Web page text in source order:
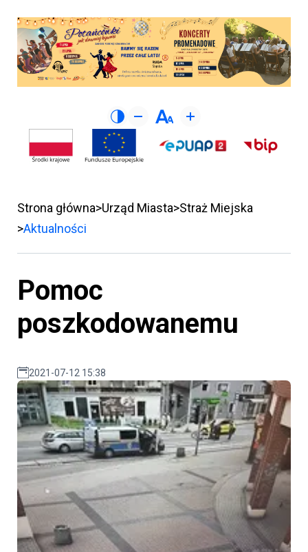
Strona główna Urząd Miasta Straż Miejska
Aktualności
Pomoc
poszkodowanemu
2021-07-12 15:38